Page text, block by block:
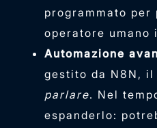
programmato per
operatore umano
Automazione
gestito da N8N,
parlare. Nel
espanderlo: